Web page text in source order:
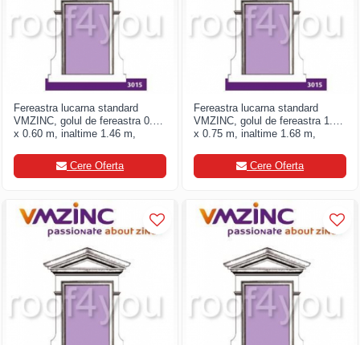
FALZSID
STUBAI
Fereastra lucarna standard
VMZINC, golul de fereastra 0.90
x 0.60 m, inaltime 1.46 m,
Cere Oferta
Fereastra lucarna standard
VMZINC, golul de fereastra 1.00
x 0.75 m, inaltime 1.68 m,
Cere Oferta